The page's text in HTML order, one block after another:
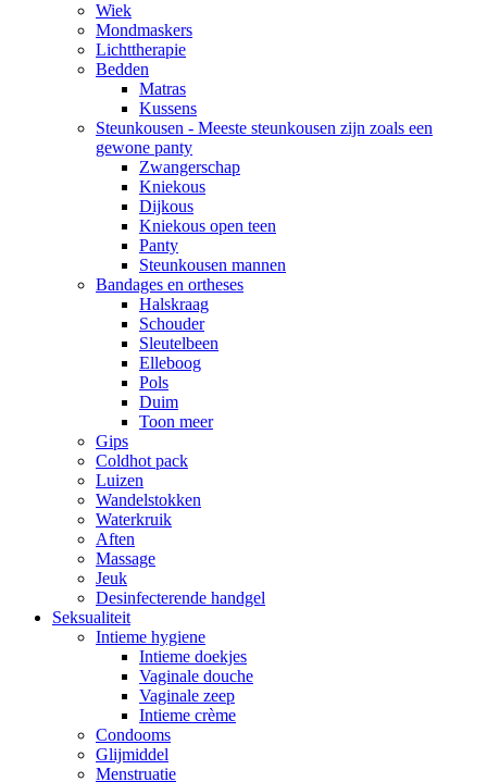
Wiek
Mondmaskers
Lichttherapie
Bedden
Matras
Kussens
Steunkousen - Meeste steunkousen zijn zoals een
gewone panty
Zwangerschap
Kniekous
Dijkous
Kniekous open teen
Panty
Steunkousen mannen
Bandages en ortheses
Halskraag
Schouder
Sleutelbeen
Elleboog
Pols
Duim
Toon meer
Gips
Coldhot pack
Luizen
Wandelstokken
Waterkruik
Aften
Massage
Jeuk
Desinfecterende handgel
Seksualiteit
Intieme hygiene
Intieme doekjes
Vaginale douche
Vaginale zeep
Intieme crème
Condooms
Glijmiddel
Menstruatie